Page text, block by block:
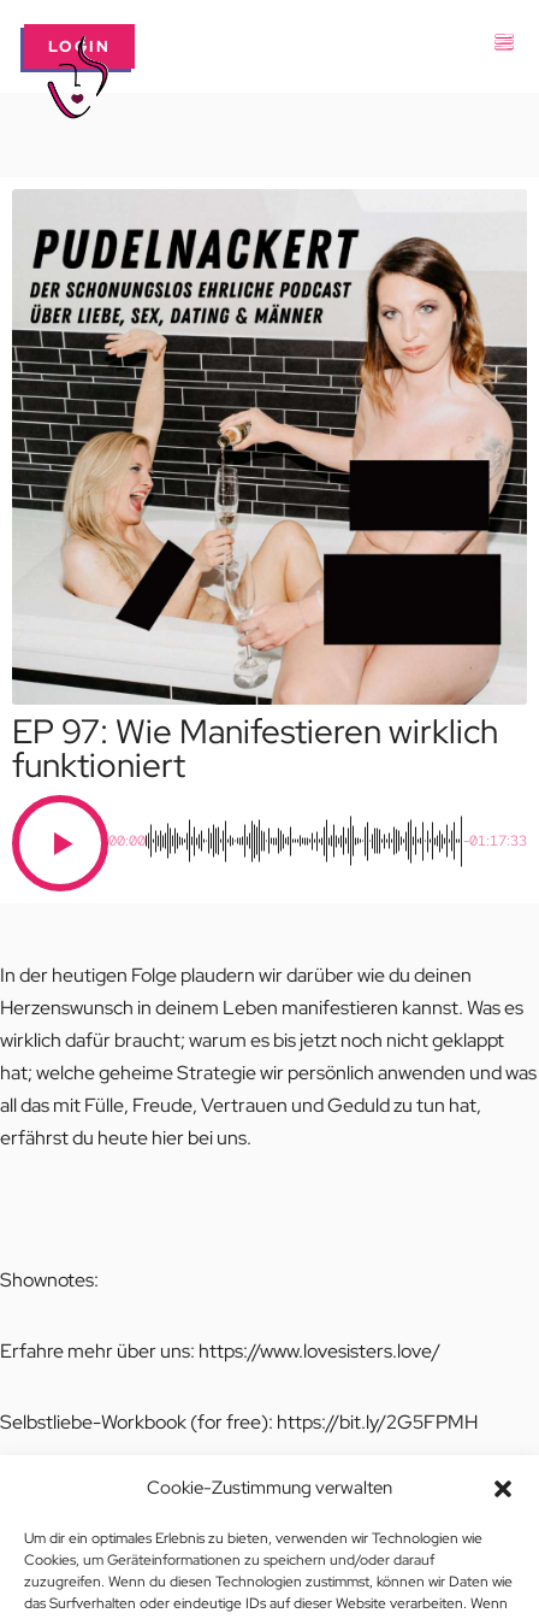
Cookie-Zustimmung verwalten
Um dir ein optimales Erlebnis zu bieten, verwenden wir Technologien wie
Cookies, um Geräteinformationen zu speichern und/oder darauf
zuzugreifen. Wenn du diesen Technologien zustimmst, können wir Daten wie
das Surfverhalten oder eindeutige IDs auf dieser Website verarbeiten. Wenn
LOGIN
EP 97: Wie Manifestieren wirklich
funktioniert
00:00 -01:17:33
In der heutigen Folge plaudern wir darüber wie du deinen
Herzenswunsch in deinem Leben manifestieren kannst. Was es
wirklich dafür braucht; warum es bis jetzt noch nicht geklappt
hat; welche geheime Strategie wir persönlich anwenden und was
all das mit Fülle, Freude, Vertrauen und Geduld zu tun hat,
erfährst du heute hier bei uns.
Shownotes:
Erfahre mehr über uns: https://www.lovesisters.love/
Selbstliebe-Workbook (for free): https://bit.ly/2G5FPMH
Workbook „Ungesunde Beziehungsmuster verstehen und
Workbook „Was kann ich tun, wenn er sich nicht mehr meldet“: